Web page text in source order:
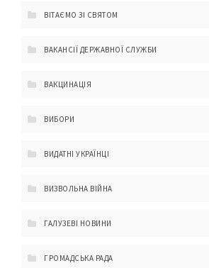
ВІТАЄМО ЗІ СВЯТОМ
ВАКАНСІЇ ДЕРЖАВНОЇ СЛУЖБИ
ВАКЦИНАЦІЯ
ВИБОРИ
ВИДАТНІ УКРАЇНЦІ
ВИЗВОЛЬНА ВІЙНА
ГАЛУЗЕВІ НОВИНИ
ГРОМАДСЬКА РАДА